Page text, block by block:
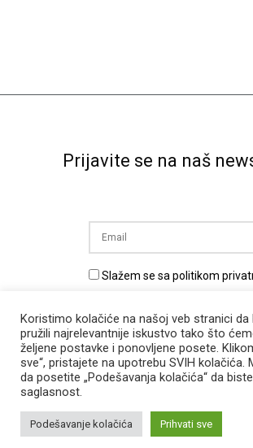
Prijavite se na naš
Slažem se sa politikom
Prijava na newsletter
ekonaut.org - Sva prava zadržana
Koristimo kolačiće na našoj veb stranici da
pružili najrelevantnije iskustvo tako što
željene postavke i ponovljene posete.
sve“, pristajete na upotrebu SVIH kolačića.
da posetite „Podešavanja kolačića“ da
saglasnost.
Podešavanje kolačića Prihvati sve